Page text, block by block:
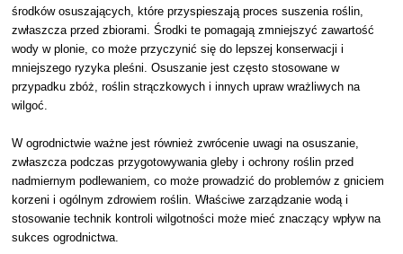
środków osuszających, które przyspieszają proces suszenia roślin,
zwłaszcza przed zbiorami. Środki te pomagają zmniejszyć zawartość
wody w plonie, co może przyczynić się do lepszej konserwacji i
mniejszego ryzyka pleśni. Osuszanie jest często stosowane w
przypadku zbóż, roślin strączkowych i innych upraw wrażliwych na
wilgoć.
W ogrodnictwie ważne jest również zwrócenie uwagi na osuszanie,
zwłaszcza podczas przygotowywania gleby i ochrony roślin przed
nadmiernym podlewaniem, co może prowadzić do problemów z gniciem
korzeni i ogólnym zdrowiem roślin. Właściwe zarządzanie wodą i
stosowanie technik kontroli wilgotności może mieć znaczący wpływ na
sukces ogrodnictwa.